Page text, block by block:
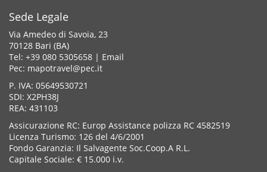
Sede Legale
Via Amedeo di Savoia, 23
70128 Bari (BA)
Tel: +39 080 5305658 | Email
Pec: mapotravel@pec.it
P. IVA: 05649530721
SDI: X2PH38J
REA: 431103
Assicurazione RC: Europ Assistance polizza RC 4582519
Licenza Turismo: 126 del 4/6/2001
Fondo Garanzia: Il Salvagente Soc.Coop.A R.L.
Capitale Sociale: € 15.000 i.v.